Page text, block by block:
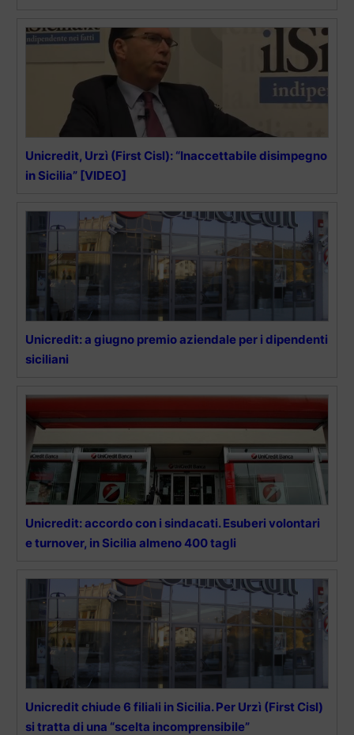
Unicredit, Urzì (First Cisl): “Inaccettabile disimpegno
in Sicilia” [VIDEO]
Unicredit: a giugno premio aziendale per i dipendenti
siciliani
Unicredit: accordo con i sindacati. Esuberi volontari
e turnover, in Sicilia almeno 400 tagli
Unicredit chiude 6 filiali in Sicilia. Per Urzì (First Cisl)
si tratta di una “scelta incomprensibile”